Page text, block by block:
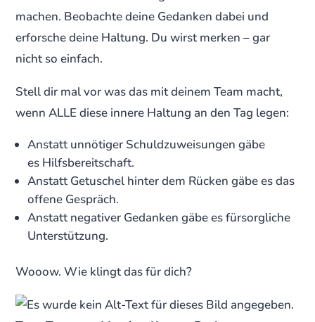
machen. Beobachte deine Gedanken dabei und
erforsche deine Haltung. Du wirst merken – gar
nicht so einfach.
Stell dir mal vor was das mit deinem Team macht,
wenn ALLE diese innere Haltung an den Tag legen:
Anstatt unnötiger Schuldzuweisungen gäbe
es Hilfsbereitschaft.
Anstatt Getuschel hinter dem Rücken gäbe es das
offene Gespräch.
Anstatt negativer Gedanken gäbe es fürsorgliche
Unterstützung.
Wooow. Wie klingt das für dich?